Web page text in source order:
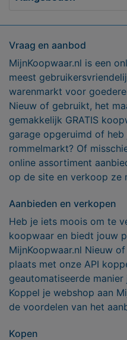
Vraag en aanbod
MijnKoopwaar.nl is een
meest
warenmarkt voor
Nieuw of gebruikt, het
gemakkelijk GRATIS
garage opgeruimd of
rommelmarkt? Of
online assortiment
op de site en verkoop ze
Aanbieden en verkopen
Heb je iets moois om te
koopwaar en biedt jouw
MijnKoopwaar.nl Nieuw
plaats met onze API
geautomatiseerde
Koppel je webshop aan
de voordelen van het
Kopen